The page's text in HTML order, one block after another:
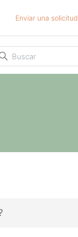
Enviar una solicitud